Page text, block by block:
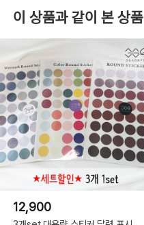
이 상품과 같이 본 상품
12,900